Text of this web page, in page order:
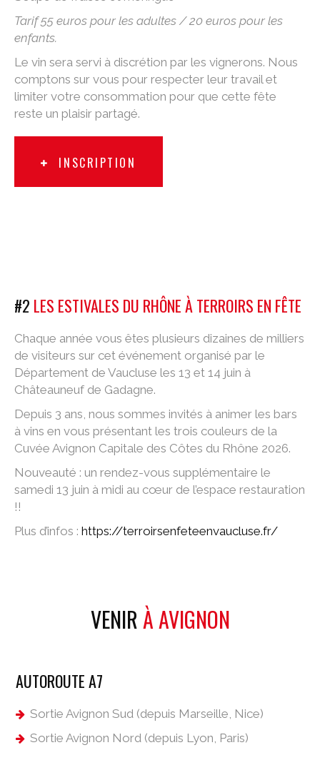
Tarif 55 euros pour les adultes / 20 euros pour les
enfants.
Le vin sera servi à discrétion par les vignerons. Nous
comptons sur vous pour respecter leur travail et
limiter votre consommation pour que cette fête
reste un plaisir partagé.
INSCRIPTION
#2 LES ESTIVALES DU RHÔNE À TERROIRS EN FÊTE
Chaque année vous êtes plusieurs dizaines de milliers
de visiteurs sur cet événement organisé par le
Département de Vaucluse les 13 et 14 juin à
Châteauneuf de Gadagne.
Depuis 3 ans, nous sommes invités à animer les bars
à vins en vous présentant les trois couleurs de la
Cuvée Avignon Capitale des Côtes du Rhône 2026.
Nouveauté : un rendez-vous supplémentaire le
samedi 13 juin à midi au cœur de l’espace restauration
!!
Plus d’infos : https://terroirsenfeteenvaucluse.fr/
VENIRÀ AVIGNON
AUTOROUTE A7
Sortie Avignon Sud (depuis Marseille, Nice)
Sortie Avignon Nord (depuis Lyon, Paris)